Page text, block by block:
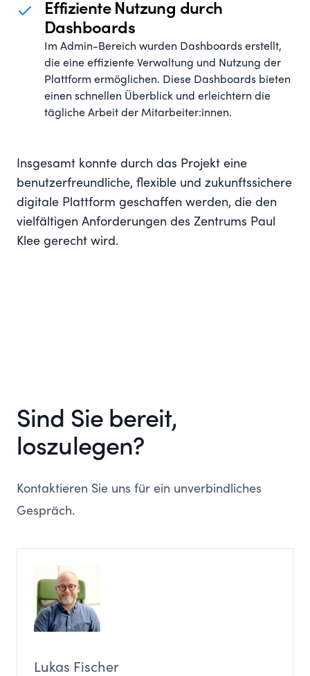
Effiziente Nutzung durch
Dashboards
Im Admin-Bereich wurden Dashboards erstellt,
die eine effiziente Verwaltung und Nutzung der
Plattform ermöglichen. Diese Dashboards bieten
einen schnellen Überblick und erleichtern die
tägliche Arbeit der Mitarbeiter:innen.
Insgesamt konnte durch das Projekt eine
benutzerfreundliche, flexible und zukunftssichere
digitale Plattform geschaffen werden, die den
vielfältigen Anforderungen des Zentrums Paul
Klee gerecht wird.
Sind Sie bereit,
loszulegen?
Kontaktieren Sie uns für ein unverbindliches
Gespräch.
Lukas Fischer